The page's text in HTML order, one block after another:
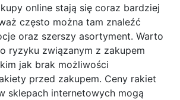
online stają się coraz bardziej
często można tam znaleźć
oraz szerszy asortyment. Warto
ryzyku związanym z zakupem
jak brak możliwości
przed zakupem. Ceny rakiet
sklepach internetowych mogą